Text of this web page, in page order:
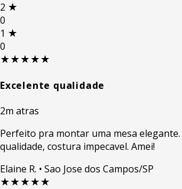
2 ★
0
1 ★
0
★★★★★
Excelente qualidade
2m atras
Perfeito pra montar uma mesa
qualidade, costura impecavel. Amei!
Elaine R. • Sao Jose dos Campos/SP
★★★★★